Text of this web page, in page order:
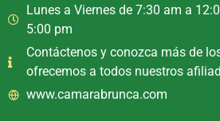
Lunes a Viernes de 7:30 am a
5:00 pm
Contáctenos y conozca más de
ofrecemos a todos nuestros
www.camarabrunca.com